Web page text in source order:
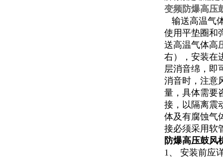
变频防爆高压
输送高温气
使用平垫圈和
送高温气体高
右），安装在
层消音绵，即
消音时，注意
量，具体需要
接，以隔离震
体及有腐蚀气
接必须采用软
防爆高压鼓风
1、 安装前应